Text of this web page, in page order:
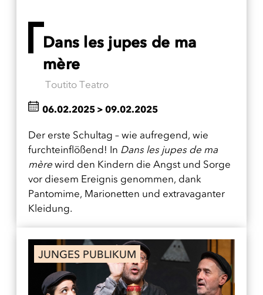
Dans les jupes de ma
mère
Toutito Teatro
Der erste Schultag – wie aufregend, wie
furchteinflößend! In Dans les jupes de ma
mère wird den Kindern die Angst und Sorge
vor diesem Ereignis genommen, dank
Pantomime, Marionetten und extravaganter
Kleidung.
06.02.2025 > 09.02.2025
JUNGES PUBLIKUM